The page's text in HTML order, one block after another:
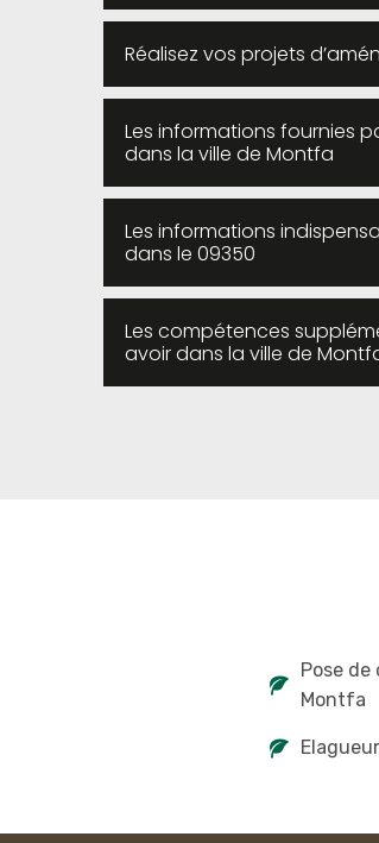
Réalisez vos projets
Les informations fournies
dans la ville de Montfa
Les informations
dans le 09350
Les compétences
avoir dans la ville de
Pose
Montfa